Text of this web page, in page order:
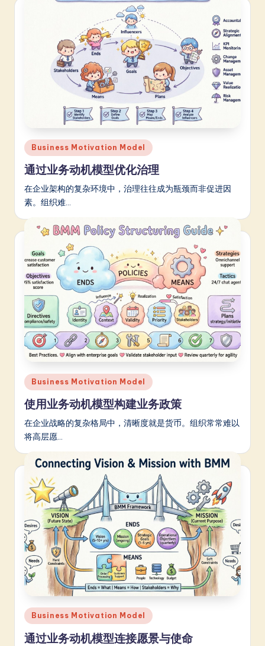
Posted
in
Business Motivation Model
通过业务动机模型优化治理
在企业架构的复杂环境中，治理往往成为瓶颈而非促进因
素。组织难…
Posted
in
Business Motivation Model
使用业务动机模型构建业务政策
在企业战略的复杂格局中，清晰度就是货币。组织常常难以
将高层愿…
Posted
in
Business Motivation Model
通过业务动机模型连接愿景与使命